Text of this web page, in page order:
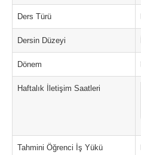
Ders Türü
Dersin Düzeyi
Dönem
Haftalık İletişim Saatleri
Tahmini Öğrenci İş Yükü